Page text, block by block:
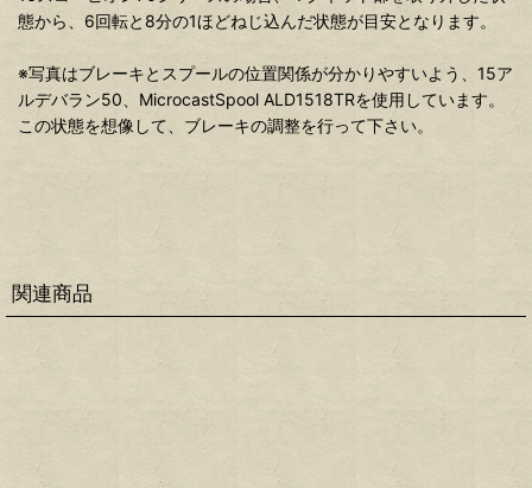
態から、6回転と8分の1ほどねじ込んだ状態が目安となります。
※写真はブレーキとスプールの位置関係が分かりやすいよう、15ア
ルデバラン50、MicrocastSpool ALD1518TRを使用しています。
この状態を想像して、ブレーキの調整を行って下さい。
関連商品